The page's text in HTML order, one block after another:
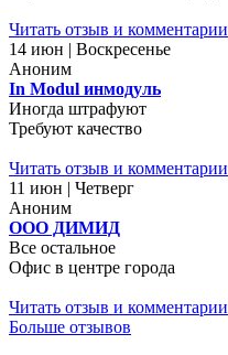
Читать отзыв и комментарии
14 июн | Воскресенье
Аноним
In Modul инмодуль
Иногда штрафуют
Требуют качество
Читать отзыв и комментарии
11 июн | Четверг
Аноним
ООО ДИМИД
Все остальное
Офис в центре города
Читать отзыв и комментарии
Больше отзывов